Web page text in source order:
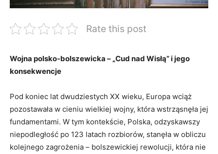
Rate this post
Wojna polsko-bolszewicka – „Cud nad⁢ Wisłą” i jego
konsekwencje
Pod koniec⁢ lat dwudziestych XX wieku, Europa wciąż⁤
pozostawała w cieniu wielkiej⁢ wojny, która wstrząsnęła⁣ jej
⁤fundamentami. W tym‍ kontekście, Polska, odzyskawszy
niepodległość po​ 123 latach rozbiorów, stanęła w obliczu
kolejnego zagrożenia – bolszewickiej rewolucji, która nie